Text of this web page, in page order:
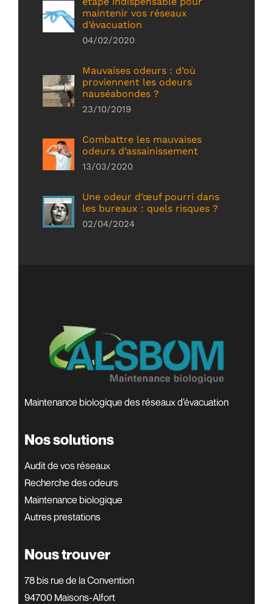
maintenir vos réseaux
d’évacuation
04/02/2020
Mauvaises odeurs : d’où
proviennent les odeurs
nauséabondes ?
23/10/2019
Combattre les mauvaises
odeurs d’assainissement
13/03/2020
Une odeur d’œuf pourri dans
les bureaux : quels risques ?
02/04/2024
Maintenance biologique des réseaux d’évacuation
Nos solutions
Audit de vos réseaux
Recherche des odeurs
Maintenance biologique
Autres prestations
Nous trouver
78 bis rue de la Convention
94700 Maisons-Alfort